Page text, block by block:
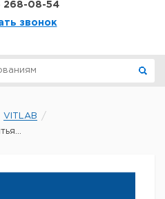
268-08-54
звонок
VITLAB